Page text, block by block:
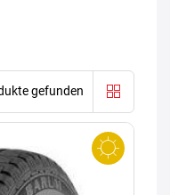
gefunden